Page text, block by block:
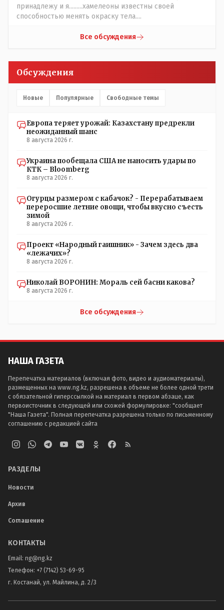
принадлежу и я.........хамелеоны известны своей
способностью менять окраску тела....
Все обсуждения
Обсуждения
Новые Популярные Свободные темы
Европа теряет урожай: Казахстану предрекли
неожиданный шанс
8 августа 2026 г.
Украина пообещала США не наносить удары по
КТК – Bloomberg
8 августа 2026 г.
Огурцы размером с кабачок? - Перерабатываем
переросшие летние овощи, чтобы вкусно съесть
зимой
8 августа 2026 г.
Проект «Народный гаишник» - Зачем здесь два
«лежачих»?
8 августа 2026 г.
Николай ВОРОНИН: Мораль сей басни какова?
8 августа 2026 г.
Все обсуждения
НАША ГАЗЕТА
Перепечатка материалов (включая фото, видео и аудиоматериалы),
размещенных на www.ng.kz, разрешена в объеме не более одной трети
с обязательной гиперссылкой на материал в первом абзаце, как
первоисточник в следующей или схожей формулировке: "сообщает
"Наша Газета". Полная перепечатка разрешена только по письменному
соглашению с редакцией сайта
РАЗДЕЛЫ
Новости
Архив
Соглашение
КОНТАКТЫ
Email: ng@ng.kz
Телефон: +7 (7142) 53-69-95
г. Костанай, ул. Майлина, д. 2/3